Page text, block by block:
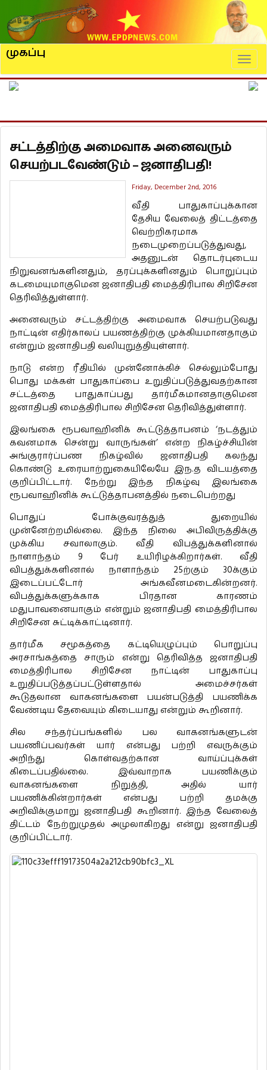
முகப்பு
சட்டத்திற்கு அமைவாக அனைவரும்
செயற்படவேண்டும் – ஜனாதிபதி!
Friday, December 2nd, 2016
வீதி பாதுகாப்புக்கான
தேசிய வேலைத் திட்டத்தை
வெற்றிகரமாக
நடைமுறைப்படுத்துவது,
அதனுடன் தொடர்புடைய
நிறுவனங்களினதும், தரப்புக்களினதும் பொறுப்பும்
கடமையுமாகுமென ஜனாதிபதி மைத்திரிபால சிறிசேன
தெரிவித்துள்ளார்.
அனைவரும் சட்டத்திற்கு அமைவாக செயற்படுவது
நாட்டின் எதிர்காலப் பயணத்திற்கு முக்கியமானதாகும்
என்றும் ஜனாதிபதி வலியுறுத்தியுள்ளார்.
நாடு என்ற ரீதியில் முன்னோக்கிச் செல்லும்போது
பொது மக்கள் பாதுகாப்பை உறுதிப்படுத்துவதற்கான
சட்டத்தை பாதுகாப்பது தார்மீகமானதாகுமென
ஜனாதிபதி மைத்திரிபால சிறிசேன தெரிவித்துள்ளார்.
இலங்கை ரூபவாஹினிக் கூட்டுத்தாபனம் ‘நடத்தும்
கவனமாக சென்று வாருங்கள்’ என்ற நிகழ்ச்சியின்
அங்குரார்ப்பண நிகழ்வில் ஜனாதிபதி கலந்து
கொண்டு உரையாற்றுகையிலேயே இந.த விடயத்தை
குறிப்பிட்டார். நேற்று இந்த நிகழ்வு இலங்கை
ரூபவாஹினிக் கூட்டுத்தாபனத்தில் நடைபெற்றது
பொதுப் போக்குவரத்துத் துறையில்
முன்னேற்றமில்லை. இந்த நிலை அபிவிருத்திக்கு
முக்கிய சவாலாகும். வீதி விபத்துக்களினால்
நாளாந்தம் 9 பேர் உயிரிழக்கிறார்கள். வீதி
விபத்துக்களினால் நாளாந்தம் 25ற்கும் 30க்கும்
இடைப்பட்டோர் அங்கவீனமடைகின்றனர்.
விபத்துக்களுக்காக பிரதான காரணம்
மதுபாவனையாகும் என்றும் ஜனாதிபதி மைத்திரிபால
சிறிசேன சுட்டிக்காட்டினார்.
தார்மீக சமூகத்தை கட்டியெழுப்பும் பொறுப்பு
அரசாங்கத்தை சாரும் என்று தெரிவித்த ஜனாதிபதி
மைத்திரிபால சிறிசேன நாட்டின் பாதுகாப்பு
உறுதிப்படுத்தப்பட்டுள்ளதால் அமைச்சர்கள்
கூடுதலான வாகனங்களை பயன்படுத்தி பயணிக்க
வேண்டிய தேவையும் கிடையாது என்றும் கூறினார்.
சில சந்தர்ப்பங்களில் பல வாகனங்களுடன்
பயணிப்பவர்கள் யார் என்பது பற்றி எவருக்கும்
அறிந்து கொள்வதற்கான வாய்ப்புக்கள்
கிடைப்பதில்லை. இவ்வாறாக பயணிக்கும்
வாகனங்களை நிறுத்தி, அதில் யார்
பயணிக்கின்றார்கள் என்பது பற்றி தமக்கு
அறிவிக்குமாறு ஜனாதிபதி கூறினார். இந்த வேலைத்
திட்டம் நேற்றுமுதல் அமுலாகிறது என்று ஜனாதிபதி
குறிப்பிட்டார்.